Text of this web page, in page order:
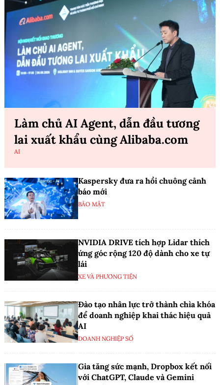
Làm chủ AI Agent, dẫn đầu tương
lai xuất khẩu cùng Alibaba.com
AI
Kaspersky đưa ra hồi chuông cảnh
báo mới
BẢO MẬT
NVIDIA DRIVE tích hợp Lidar thích
ứng góc rộng 120 độ dành cho xe tự
lái
XE VÀ PHƯƠNG TIỆN
Đào tạo nhân lực trở thành chìa khóa
để doanh nghiệp khai thác hiệu quả
AI
DOANH NGHIỆP SỐ
Gia tăng sức mạnh, Dropbox kết nối
với ChatGPT, Claude và Gemini